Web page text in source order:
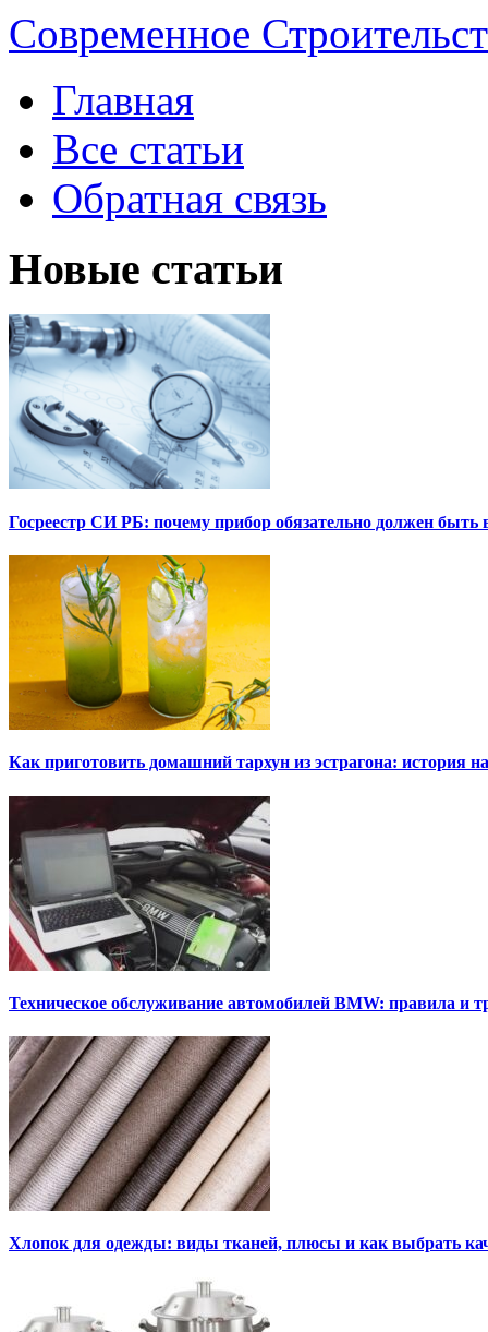
Современное
Главная
Все статьи
Обратная связь
Новые статьи
Госреестр СИ РБ: почему прибор обязательно должен быть
Как приготовить домашний тархун из эстрагона: история
Техническое обслуживание автомобилей BMW: правила и
Хлопок для одежды: виды тканей, плюсы и как выбрать